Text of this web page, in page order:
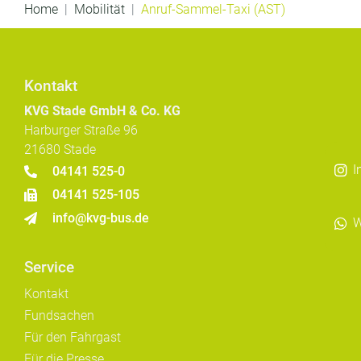
Home Mobilität Anruf-Sammel-Taxi (AST)
Kontakt
KVG Stade GmbH & Co. KG
Harburger Straße 96
21680 Stade
04141 525-0
04141 525-105
info@kvg-bus.de
Service
Kontakt
Fundsachen
Für den Fahrgast